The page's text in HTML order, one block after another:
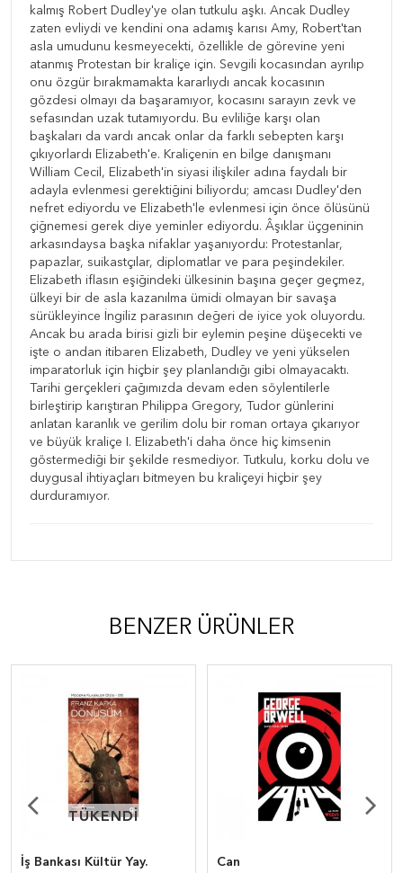
kalmış Robert Dudley'ye olan tutkulu aşkı. Ancak Dudley
zaten evliydi ve kendini ona adamış karısı Amy, Robert'tan
asla umudunu kesmeyecekti, özellikle de görevine yeni
atanmış Protestan bir kraliçe için. Sevgili kocasından ayrılıp
onu özgür bırakmamakta kararlıydı ancak kocasının
gözdesi olmayı da başaramıyor, kocasını sarayın zevk ve
sefasından uzak tutamıyordu. Bu evliliğe karşı olan
başkaları da vardı ancak onlar da farklı sebepten karşı
çıkıyorlardı Elizabeth'e. Kraliçenin en bilge danışmanı
William Cecil, Elizabeth'in siyasi ilişkiler adına faydalı bir
adayla evlenmesi gerektiğini biliyordu; amcası Dudley'den
nefret ediyordu ve Elizabeth'le evlenmesi için önce ölüsünü
çiğnemesi gerek diye yeminler ediyordu. Âşıklar üçgeninin
arkasındaysa başka nifaklar yaşanıyordu: Protestanlar,
papazlar, suikastçılar, diplomatlar ve para peşindekiler.
Elizabeth iflasın eşiğindeki ülkesinin başına geçer geçmez,
ülkeyi bir de asla kazanılma ümidi olmayan bir savaşa
sürükleyince İngiliz parasının değeri de iyice yok oluyordu.
Ancak bu arada birisi gizli bir eylemin peşine düşecekti ve
işte o andan itibaren Elizabeth, Dudley ve yeni yükselen
imparatorluk için hiçbir şey planlandığı gibi olmayacaktı.
Tarihi gerçekleri çağımızda devam eden söylentilerle
birleştirip karıştıran Philippa Gregory, Tudor günlerini
anlatan karanlık ve gerilim dolu bir roman ortaya çıkarıyor
ve büyük kraliçe I. Elizabeth'i daha önce hiç kimsenin
göstermediği bir şekilde resmediyor. Tutkulu, korku dolu ve
duygusal ihtiyaçları bitmeyen bu kraliçeyi hiçbir şey
durduramıyor.
BENZER ÜRÜNLER
TÜKENDİ
TÜKENDİ
İş Bankası Kültür Yay.
Can